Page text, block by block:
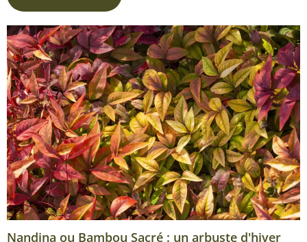
Nandina ou Bambou Sacré : un arbuste d'hiver